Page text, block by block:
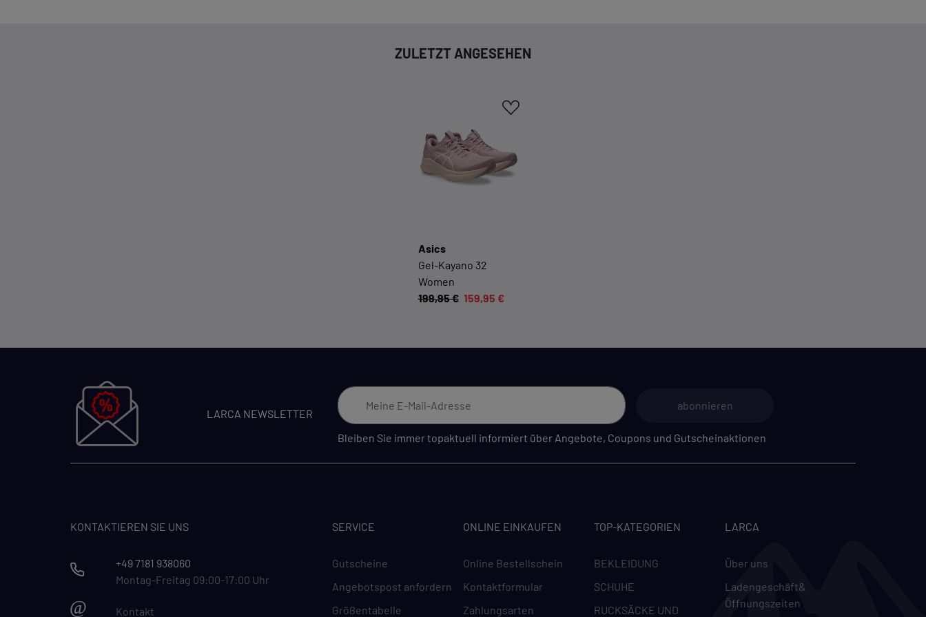
Cookie-Informationen anzeigen
Cookie-Informationen anzeigen
Datenschutzerklärung
ZULETZT ANGESEHEN
Asics
Gel-Kayano 32
Women
199,95 € 159,95 €
LARCA NEWSLETTER
abonnieren
Bleiben Sie immer topaktuell informiert über Angebote, Coupons und Gutscheinaktionen
KONTAKTIEREN SIE UNS
+49 7181 938060
Montag-Freitag 09:00-17:00 Uhr
@ Kontakt
SERVICE
Gutscheine
Angebotspost anfordern
Größentabelle
ONLINE EINKAUFEN
Online Bestellschein
Kontaktformular
Zahlungsarten
TOP-KATEGORIEN
BEKLEIDUNG
SCHUHE
RUCKSÄCKE UND
LARCA
Über uns
Ladengeschäft&
Öffnungszeiten